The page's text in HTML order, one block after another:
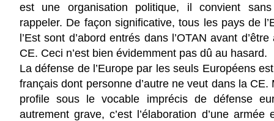
est une organisation politique, il convient
rappeler. De façon significative, tous les pays de
l’Est sont d’abord entrés dans l’OTAN avant
CE. Ceci n’est bien évidemment pas dû au hasard.
La défense de l’Europe par les seuls Européens
français dont personne d’autre ne veut dans la CE.
profile sous le vocable imprécis de défense
autrement grave, c’est l’élaboration d’une armée